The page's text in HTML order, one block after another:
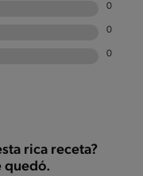
0
0
0
rica receta?
quedó.